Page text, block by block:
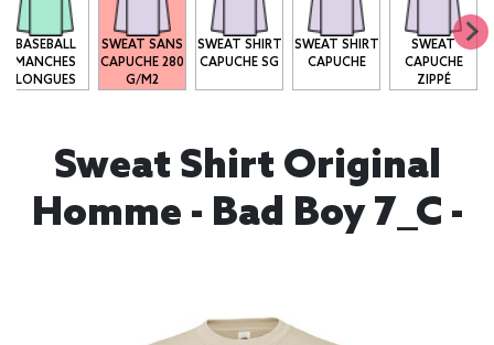
BASEBALL
MANCHES
LONGUES
SWEAT SANS
CAPUCHE 280
G/M2
SWEAT SHIRT
CAPUCHE SG
SWEAT SHIRT
CAPUCHE
SWEAT
CAPUCHE
ZIPPÉ
Sweat Shirt Original
Homme - Bad Boy 7_C -